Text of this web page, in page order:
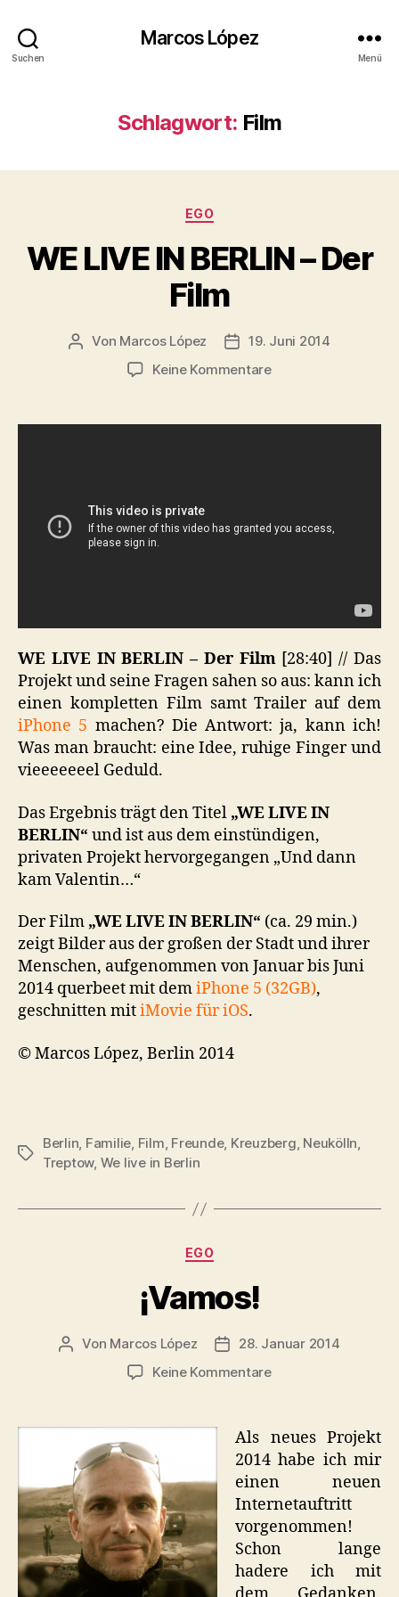
Suchen
Marcos López
Menü
Schlagwort: Film
Kategorien
EGO
WE LIVE IN BERLIN – Der
Film
Beitragsautor
Von Marcos López Veröffentlichungsdatum
19. Juni 2014
Keine Kommentarezu
IN
WE LIVE IN BERLIN – Der Film[28:40] // Das
Projekt und seine Fragen sahen so aus: kann ich
einen kompletten Film samt Trailer auf dem
iPhone 5 machen? Die Antwort: ja, kann ich!
Was man braucht: eine Idee, ruhige Finger und
vieeeeeeel Geduld.
Das Ergebnis trägt den Titel „WE LIVE IN
BERLIN“ und ist aus dem einstündigen,
privaten Projekt hervorgegangen „Und dann
kam Valentin…“
Der Film „WE LIVE IN BERLIN“ (ca. 29 min.)
zeigt Bilder aus der großen der Stadt und ihrer
Menschen, aufgenommen von Januar bis Juni
2014 querbeet mit demiPhone 5 (32GB),
geschnitten mitiMovie für iOS.
© Marcos López, Berlin 2014
Schlagwörter
Berlin, Familie, Film, Freunde, Kreuzberg, Neukölln,
Treptow, We live in Berlin
Kategorien
EGO
¡Vamos!
Beitragsautor
Von Marcos López Veröffentlichungsdatum
28. Januar 2014
Keine Kommentarezu
Als neues Projekt
2014 habe ich mir
einen neuen
Internetauftritt
vorgenommen!
Schon lange
hadere ich mit